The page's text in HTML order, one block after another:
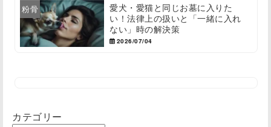
粉骨
愛犬・愛猫と同じお墓に入りた
い！法律上の扱いと「一緒に入れ
ない」時の解決策
2026/07/04
カテゴリー